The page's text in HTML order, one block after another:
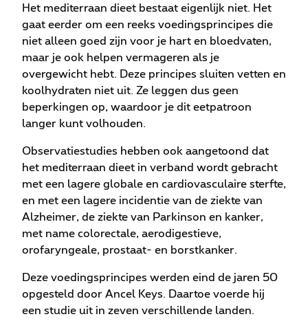
Het mediterraan dieet bestaat eigenlijk niet. Het
gaat eerder om een reeks voedingsprincipes die
niet alleen goed zijn voor je hart en bloedvaten,
maar je ook helpen vermageren als je
overgewicht hebt. Deze principes sluiten vetten en
koolhydraten niet uit. Ze leggen dus geen
beperkingen op, waardoor je dit eetpatroon
langer kunt volhouden.
Observatiestudies hebben ook aangetoond dat
het mediterraan dieet in verband wordt gebracht
met een lagere globale en cardiovasculaire sterfte,
en met een lagere incidentie van de ziekte van
Alzheimer, de ziekte van Parkinson en kanker,
met name colorectale, aerodigestieve,
orofaryngeale, prostaat- en borstkanker.
Deze voedingsprincipes werden eind de jaren 50
opgesteld door Ancel Keys. Daartoe voerde hij
een studie uit in zeven verschillende landen.